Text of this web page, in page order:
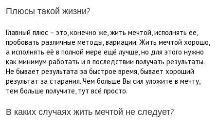
Плюсы такой жизни?
Главный плюс – это, конечно же, жить мечтой, исполнять её,
пробовать различные методы, вариации. Жить мечтой хорошо,
а исполнять её в полной мере ещё лучше, но для этого нужно
как минимум работать и в последствии получать результаты.
Не бывает результата за быстрое время, бывает хороший
результат за старания. Чем больше Вы сил уложите в мечту,
тем больше получите, тут всё просто.
В каких случаях жить мечтой не следует?